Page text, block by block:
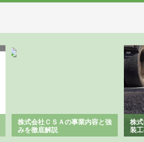
株式会社ＣＳＡの事業内容と強
みを徹底解説
株
装